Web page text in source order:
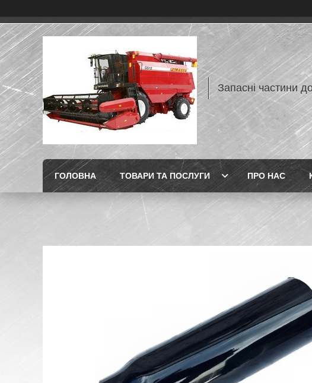
Запасні частини
ГОЛОВНА ТОВАРИ ТА ПОСЛУГИ ПРО НАС